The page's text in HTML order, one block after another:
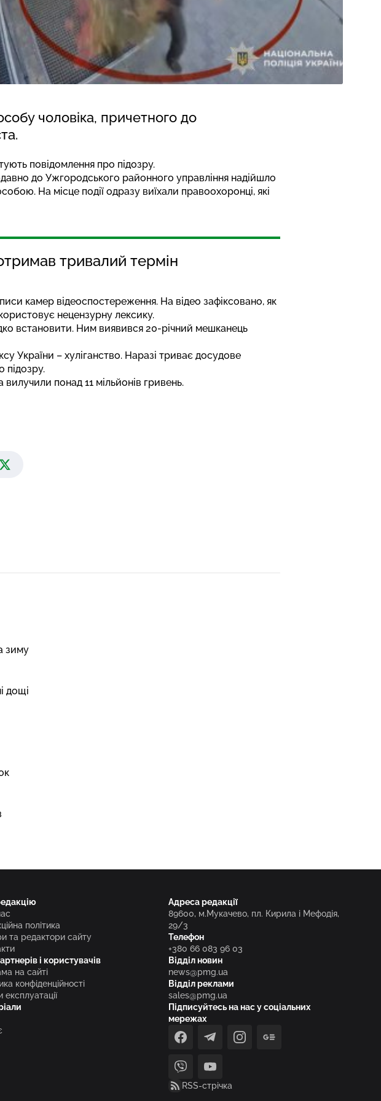
чоловіка, причетного до
повідомлення про підозру.
до Ужгородського районного управління надійшло
На місце події одразу виїхали правоохоронці, які
тривалий термін
камер відеоспостереження. На відео зафіксовано, як
нецензурну лексику.
встановити. Ним виявився 20-річний мешканець
України – хуліганство. Наразі триває досудове
підозру.
вилучили понад 11 мільйонів гривень.
зиму
дощі
політика
та редактори сайту
і користувачів
на сайті
конфіденційності
Адреса редакції
89600, м.Мукачево, пл. Кирила і Мефодія,
29/3
Телефон
+380 66 083 96 03
Відділ новин
news@pmg.ua
Відділ реклами
sales@pmg.ua
Підписуйтесь на нас у соціальних
мережах
facebooktelegraminstagramgoogle_news
viber
youtube
RSS-стрічка